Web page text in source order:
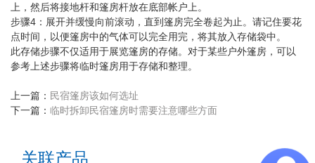
上，然后将接地杆和篷房杆放在底部帐户上。
步骤4：展开并缓慢向前滚动，直到篷房完全卷起为止。请记住要花
点时间，以便篷房中的气体可以完全用完，将其放入存储袋中。
此存储步骤不仅适用于展览篷房的存储。对于某些户外篷房，可以
参考上述步骤将临时篷房用于存储和整理。
上一篇： 民宿篷房该如何选址
下一篇： 临时拆卸民宿篷房时需要注意哪些方面
关联产品